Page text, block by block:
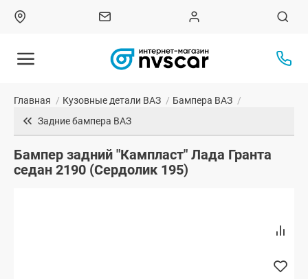
Главная / Кузовные детали ВАЗ / Бампера ВАЗ /
Задние бампера ВАЗ
Бампер задний "Кампласт" Лада Гранта
седан 2190 (Сердолик 195)